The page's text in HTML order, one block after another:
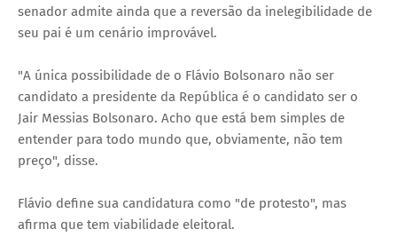
senador admite ainda que a reversão da inelegibilidade de
seu pai é um cenário improvável.
"A única possibilidade de o Flávio Bolsonaro não ser
candidato a presidente da República é o candidato ser o
Jair Messias Bolsonaro. Acho que está bem simples de
entender para todo mundo que, obviamente, não tem
preço", disse.
Flávio define sua candidatura como "de protesto", mas
afirma que tem viabilidade eleitoral.